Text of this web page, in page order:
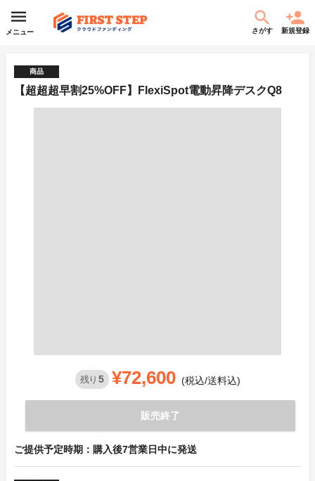
メニュー さがす 新規登録
商品
【超超超早割25%OFF】FlexiSpot電動昇降デスクQ8
残り 5 ¥72,600 (税込/送料込)
販売終了
ご提供予定時期：購入後7営業日中に発送